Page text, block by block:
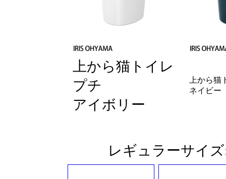
上から猫トイレ
プチ
アイボリー
上から猫
ネイビー
レギュラーサイ